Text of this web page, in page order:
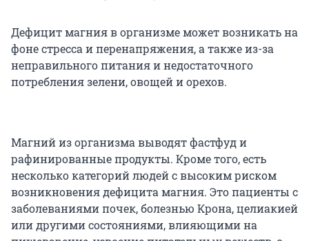
Дефицит магния в организме может возникать на
фоне стресса и перенапряжения, а также из-за
неправильного питания и недостаточного
потребления зелени, овощей и орехов.
Магний из организма выводят фастфуд и
рафинированные продукты. Кроме того, есть
несколько категорий людей с высоким риском
возникновения дефицита магния. Это пациенты с
заболеваниями почек, болезнью Крона, целиакией
или другими состояниями, влияющими на